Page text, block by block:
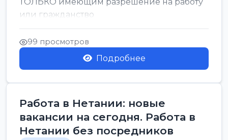
или гражданство
99 просмотров
Подробнее
Работа в Нетании: новые
вакансии на сегодня. Работа в
Нетании без посредников